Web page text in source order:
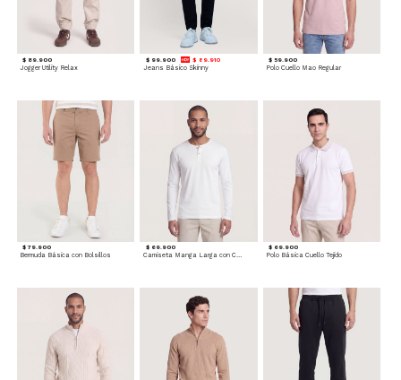
$ 89.900
Jogger Utility Relax
$ 99.900 $ 89.910
Jeans Básico Skinny
$ 59.900
Polo Cuello Mao Regular
$ 79.900
Bermuda Básica con Bolsillos
$ 69.900
Camiseta Manga Larga con Cuello Henley
$ 69.900
Polo Básica Cuello Tejido